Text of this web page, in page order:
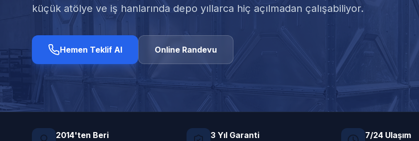
küçük atölye ve iş hanlarında depo yıllarca hiç açılmadan çalışabiliyor.
Hemen Teklif Al Online Randevu
2014'ten Beri 3 Yıl Garanti 7/24 Ulaşım